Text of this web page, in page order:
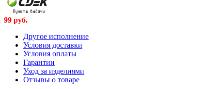
99 руб.
Другое исполнение
Условия доставки
Условия оплаты
Гарантии
Уход за изделиями
Отзывы о товаре